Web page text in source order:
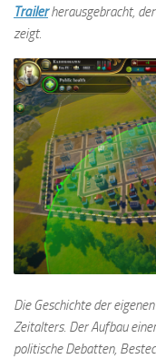
Trailerherausgebracht,
zeigt.
Die Geschichte der
Zeitalters. Der Aufbau
politische Debatten,